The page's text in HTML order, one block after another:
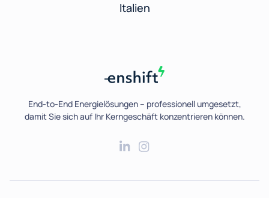
Italien
End-to-End Energielösungen – professionell umgesetzt,
damit Sie sich auf Ihr Kerngeschäft konzentrieren können.